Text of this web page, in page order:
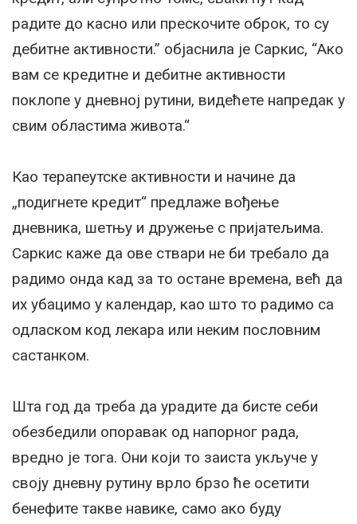
радите до касно или прескочите оброк, то су
дебитне активности.” објаснила је Саркис, “Ако
вам се кредитне и дебитне активности
поклопе у дневној рутини, видећете напредак у
свим областима живота.“
Као терапеутске активности и начине да
„подигнете кредит“ предлаже вођење
дневника, шетњу и дружење с пријатељима.
Саркис каже да ове ствари не би требало да
радимо онда кад за то остане времена, већ да
их убацимо у календар, као што то радимо са
одласком код лекара или неким пословним
састанком.
Шта год да треба да урадите да бисте себи
обезбедили опоравак од напорног рада,
вредно је тога. Они који то заиста укључе у
своју дневну рутину врло брзо ће осетити
бенефите такве навике, само ако буду